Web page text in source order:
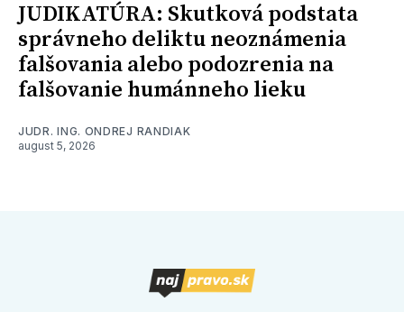
JUDIKATÚRA: Skutková podstata
správneho deliktu neoznámenia
falšovania alebo podozrenia na
falšovanie humánneho lieku
JUDR. ING. ONDREJ RANDIAK
august 5, 2026